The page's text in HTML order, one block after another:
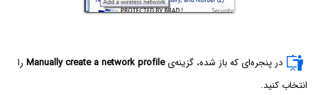
در پنجره‌ای که باز شده، گزینه‌یManually create a network profile را
انتخاب کنید.